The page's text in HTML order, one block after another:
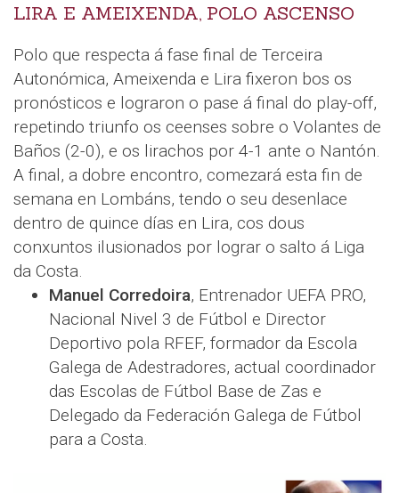
LIRA E AMEIXENDA, POLO ASCENSO
Polo que respecta á fase final de Terceira
Autonómica, Ameixenda e Lira fixeron bos os
pronósticos e lograron o pase á final do play-off,
repetindo triunfo os ceenses sobre o Volantes de
Baños (2-0), e os lirachos por 4-1 ante o Nantón.
A final, a dobre encontro, comezará esta fin de
semana en Lombáns, tendo o seu desenlace
dentro de quince días en Lira, cos dous
conxuntos ilusionados por lograr o salto á Liga
da Costa.
Manuel Corredoira, Entrenador UEFA PRO,
Nacional Nivel 3 de Fútbol e Director
Deportivo pola RFEF, formador da Escola
Galega de Adestradores, actual coordinador
das Escolas de Fútbol Base de Zas e
Delegado da Federación Galega de Fútbol
para a Costa.